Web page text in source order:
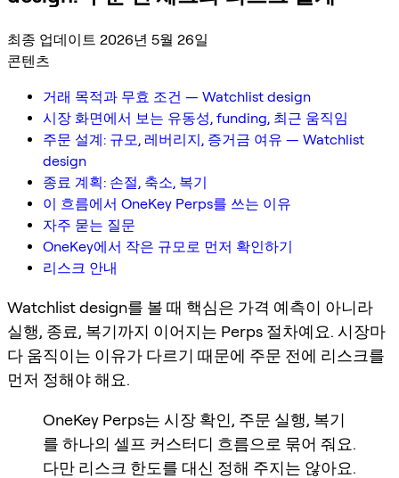
최종 업데이트 2026년 5월 26일
콘텐츠
거래 목적과 무효 조건 — Watchlist design
시장 화면에서 보는 유동성, funding, 최근 움직임
주문 설계: 규모, 레버리지, 증거금 여유 — Watchlist
design
종료 계획: 손절, 축소, 복기
이 흐름에서 OneKey Perps를 쓰는 이유
자주 묻는 질문
OneKey에서 작은 규모로 먼저 확인하기
리스크 안내
Watchlist design를 볼 때 핵심은 가격 예측이 아니라
실행, 종료, 복기까지 이어지는 Perps 절차예요. 시장마
다 움직이는 이유가 다르기 때문에 주문 전에 리스크를
먼저 정해야 해요.
OneKey Perps는 시장 확인, 주문 실행, 복기
를 하나의 셀프 커스터디 흐름으로 묶어 줘요.
다만 리스크 한도를 대신 정해 주지는 않아요.